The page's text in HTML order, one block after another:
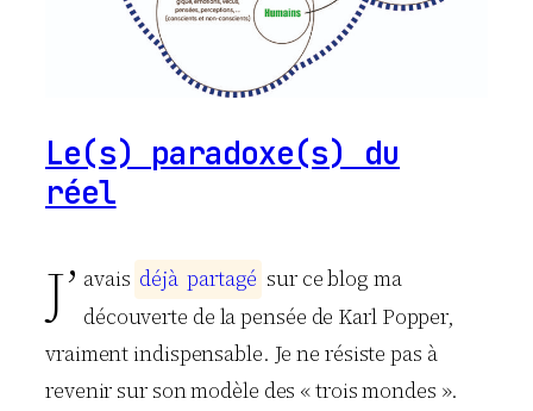
Le(s) paradoxe(s) du
réel
J’ avais déjà partagé sur ce blog ma
découverte de la pensée de Karl Popper,
vraiment indispensable. Je ne résiste pas à
revenir sur son modèle des « trois mondes ».